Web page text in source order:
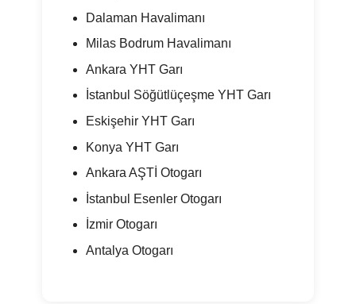
Dalaman Havalimanı
Milas Bodrum Havalimanı
Ankara YHT Garı
İstanbul Söğütlüçeşme YHT Garı
Eskişehir YHT Garı
Konya YHT Garı
Ankara AŞTİ Otogarı
İstanbul Esenler Otogarı
İzmir Otogarı
Antalya Otogarı